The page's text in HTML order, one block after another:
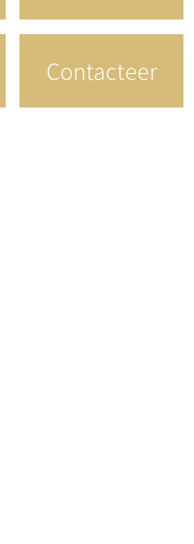
Contacteer